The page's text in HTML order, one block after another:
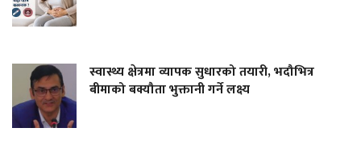
स्वास्थ्य क्षेत्रमा व्यापक सुधारको तयारी, भदौभित्र
बीमाको बक्यौता भुक्तानी गर्ने लक्ष्य